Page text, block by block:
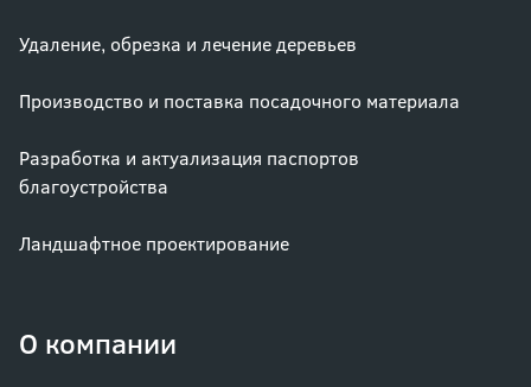
Удаление, обрезка и лечение деревьев
Производство и поставка посадочного материала
Разработка и актуализация паспортов
благоустройства
Ландшафтное проектирование
О компании